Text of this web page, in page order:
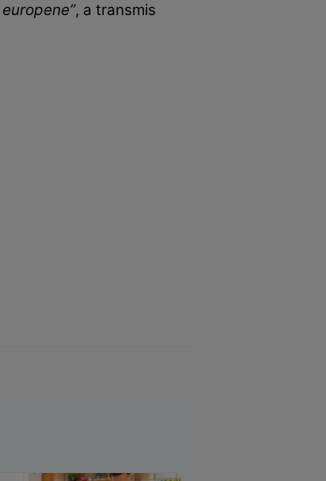
europene”, a transmis